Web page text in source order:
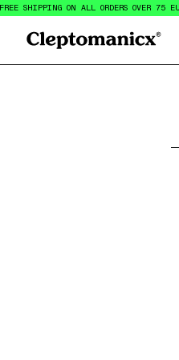
FREE SHIPPING ON ALL ORDERS OVER 75
Cleptomanicx